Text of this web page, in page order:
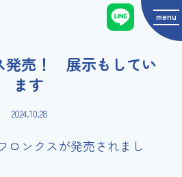
menu
発売！ 展示もしてい
ます
2024.10.28
ロンクスが発売されまし